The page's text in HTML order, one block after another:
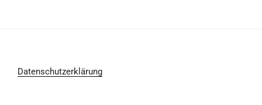
Datenschutzerklärung